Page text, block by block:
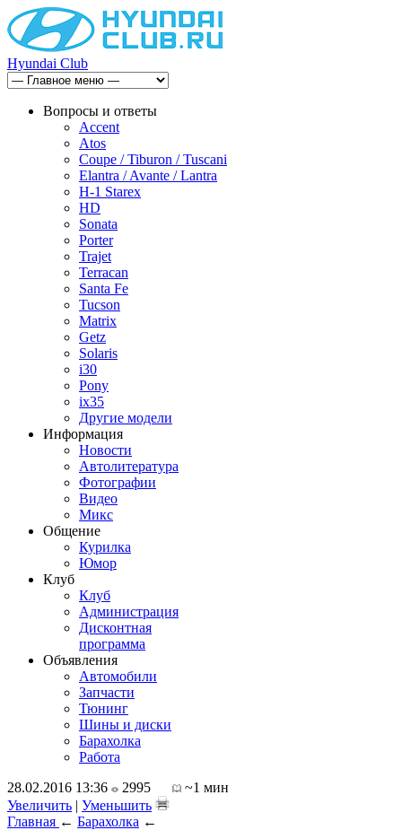
Hyundai Club
Вопросы и ответы
Accent
Atos
Coupe / Tiburon / Tuscani
Elantra / Avante / Lantra
H-1 Starex
HD
Sonata
Porter
Trajet
Terracan
Santa Fe
Tucson
Matrix
Getz
Solaris
i30
Pony
ix35
Другие модели
Информация
Новости
Автолитература
Фотографии
Видео
Микс
Общение
Курилка
Юмор
Клуб
Клуб
Администрация
Дисконтная
программа
Объявления
Автомобили
Запчасти
Тюнинг
Шины и диски
Барахолка
Работа
28.02.2016 13:36
2995
~1 мин
Увеличить | Уменьшить
Главная ← Барахолка ←